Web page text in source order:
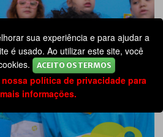
sua experiência e para ajudar a
é usado. Ao utilizar este site, você
ACEITO OS TERMOS
política de privacidade para
informações.